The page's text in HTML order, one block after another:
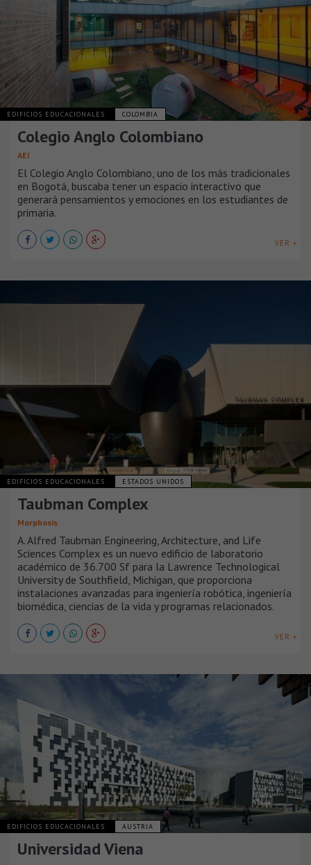
EDIFICIOS EDUCACIONALES COLOMBIA
Colegio Anglo Colombiano
AEI
El Colegio Anglo Colombiano, uno de los más tradicionales
en Bogotá, buscaba tener un espacio interactivo que
generará pensamientos y emociones en los estudiantes de
primaria.
VER +
EDIFICIOS EDUCACIONALES ESTADOS UNIDOS
Taubman Complex
Morphosis
A. Alfred Taubman Engineering, Architecture, and Life
Sciences Complex es un nuevo edificio de laboratorio
académico de 36.700 Sf para la Lawrence Technological
University de Southfield, Michigan, que proporciona
instalaciones avanzadas para ingeniería robótica, ingeniería
biomédica, ciencias de la vida y programas relacionados.
VER +
EDIFICIOS EDUCACIONALES AUSTRIA
Universidad Viena